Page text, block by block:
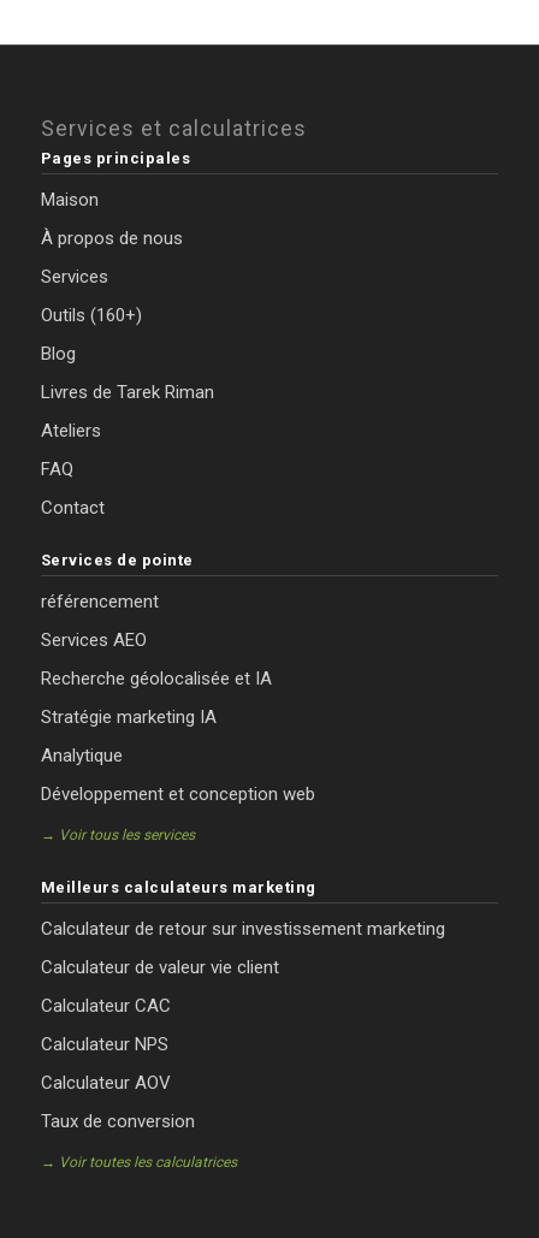
Services et calculatrices
Pages principales
Maison
À propos de nous
Services
Outils (160+)
Blog
Livres de Tarek Riman
Ateliers
FAQ
Contact
Services de pointe
référencement
Services AEO
Recherche géolocalisée et IA
Stratégie marketing IA
Analytique
Développement et conception web
→ Voir tous les services
Meilleurs calculateurs marketing
Calculateur de retour sur investissement marketing
Calculateur de valeur vie client
Calculateur CAC
Calculateur NPS
Calculateur AOV
Taux de conversion
→ Voir toutes les calculatrices